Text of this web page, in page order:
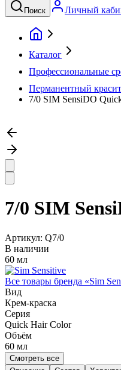
Поиск Личный
Каталог
Профессиональные
Перманентный
7/0 SIM SensiDO
7/0 SIM
Артикул: Q7/0
В наличии
60 мл
Все товары бренда «Sim
Вид
Крем-краска
Серия
Quick Hair Color
Объём
60 мл
Смотреть все